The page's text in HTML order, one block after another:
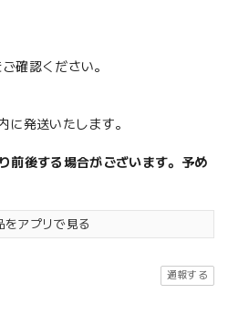
確認ください。
に発送いたします。
前後する場合がございます。予め
をアプリで見る
通報する